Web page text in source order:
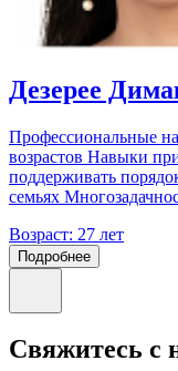
Дезерее
Профессиональные
возрастов Навыки
поддерживать
семьях
Возраст: 27 лет
Подробнее
Свяжитесь с